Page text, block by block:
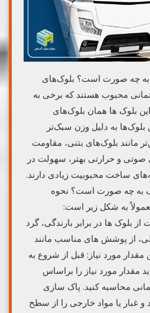
به چه صورت است؟ بلوک‌های
محبوب هستند که برخی به
بلوک ها همان بلوک‌های
به دلیل وزن سبک‌تر
مانند بلوک‌های بتنی، مقاومت
صوتی و حرارتی بهتر، سهولت در
ساخت محبوبیت زیادی دارند.
به چه صورت است؟ نحوه
به شکل زیر است:
بلوک ها در برابر بارندگی، گرد
از پوشش های مناسب مانند
مقدار مورد نیاز: قبل از شروع به
مقدار مورد نیاز را براساس
محاسبه کنید. پاک سازی
غبار یا مواد خارجی را از سطح